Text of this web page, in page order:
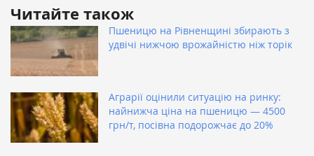
Читайте також
Пшеницю на Рівненщині збирають з
удвічі нижчою врожайністю ніж торік
Аграрії оцінили ситуацію на ринку:
найнижча ціна на пшеницю — 4500
грн/т, посівна подорожчає до 20%